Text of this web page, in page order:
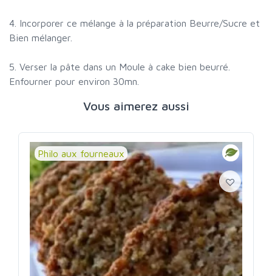
4. Incorporer ce mélange à la préparation Beurre/Sucre et
Bien mélanger.
5. Verser la pâte dans un Moule à cake bien beurré.
Enfourner pour environ 30mn.
Vous aimerez aussi
Philo aux fourneaux